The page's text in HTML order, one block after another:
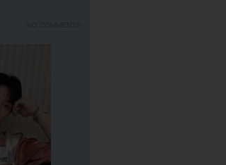
NO COMMENTS